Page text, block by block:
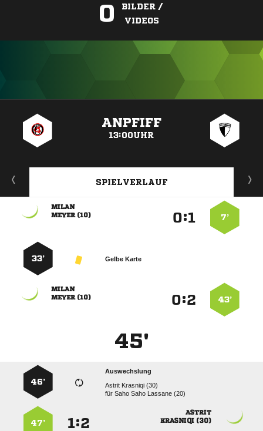
0
BILDER /
VIDEOS
ANPFIFF
13:00UHR
SPIELVERLAUF
7’
:

 
Gelbe Karte
33’
43’
:

 
45'
Auswechslung
  
für   
46’

 
:
47’